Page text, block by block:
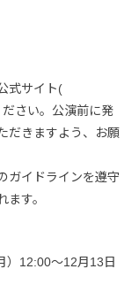
式サイト(
さい。公演前に発
だきますよう、お願
ガイドラインを遵守
す。
）12:00〜12月13日